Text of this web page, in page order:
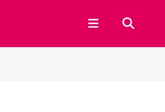
Ouvrir le menu